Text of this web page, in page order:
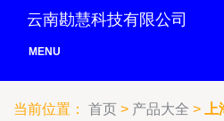
云南勘慧科技有限公司
MENU
当前位置： 首页 > 产品大全 >